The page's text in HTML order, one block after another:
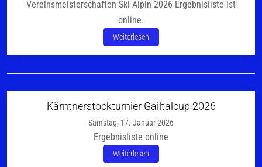
Vereinsmeisterschaften Ski Alpin 2026 Ergebnisliste ist
online.
Weiterlesen
Kärntnerstockturnier Gailtalcup 2026
Samstag, 17. Januar 2026
Ergebnisliste online
Weiterlesen